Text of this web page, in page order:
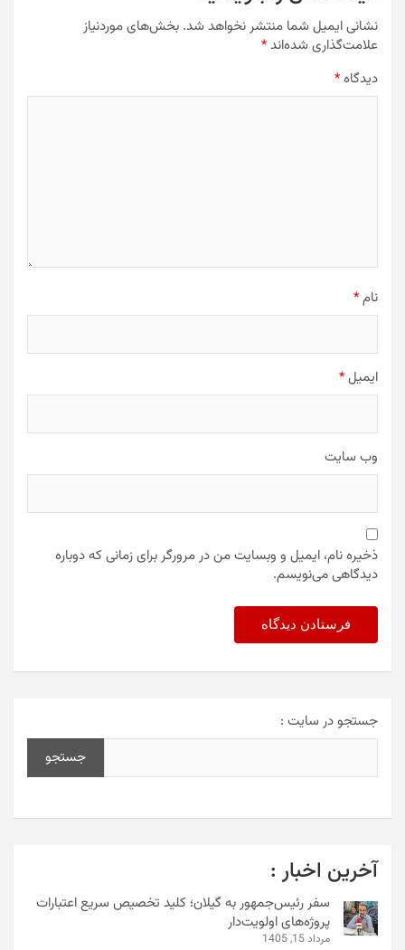
نشانی ایمیل شما منتشر نخواهد شد. بخش‌های موردنیاز
علامت‌گذاری شده‌اند*
دیدگاه*
نام*
ایمیل*
وب‌ سایت
ذخیره نام، ایمیل و وبسایت من در مرورگر برای زمانی که دوباره
دیدگاهی می‌نویسم.
جستجو در سایت :
جستجو
آخرین اخبار :
سفر رئیس‌جمهور به گیلان؛ کلید تخصیص سریع اعتبارات
پروژه‌های اولویت‌دار
مرداد 15, 1405